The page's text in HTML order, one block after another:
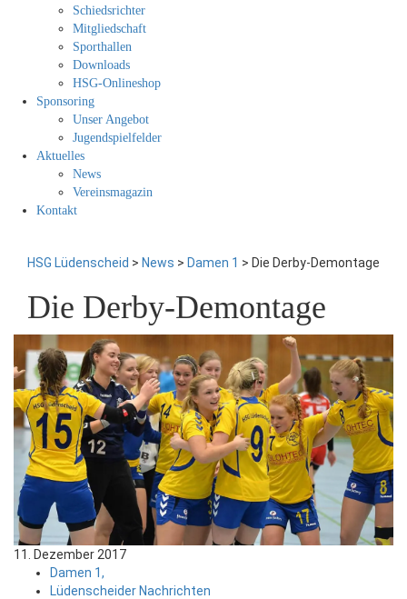
Schiedsrichter
Mitgliedschaft
Sporthallen
Downloads
HSG-Onlineshop
Sponsoring
Unser Angebot
Jugendspielfelder
Aktuelles
News
Vereinsmagazin
Kontakt
HSG Lüdenscheid > News > Damen 1 > Die Derby-Demontage
Die Derby-Demontage
11. Dezember 2017
Damen 1,
Lüdenscheider Nachrichten